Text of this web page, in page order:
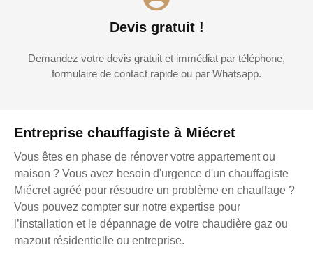
Entreprise chauffagiste à Miécret
Vous êtes en phase de rénover votre appartement ou
maison ? Vous avez besoin d'urgence d'un chauffagiste
Miécret agréé pour résoudre un problème en chauffage ?
Vous pouvez compter sur notre expertise pour
l’installation et le dépannage de votre chaudière gaz ou
mazout résidentielle ou entreprise.
Devis gratuit !
Demandez votre devis gratuit et immédiat par téléphone,
formulaire de contact rapide ou par Whatsapp.